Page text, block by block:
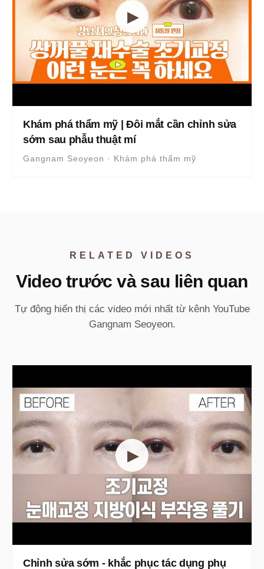
▶
Khám phá thẩm mỹ | Đôi mắt cần chỉnh sửa
sớm sau phẫu thuật mí
Gangnam Seoyeon · Khám phá thẩm mỹ
RELATED VIDEOS
Video trước và sau liên quan
Tự động hiển thị các video mới nhất từ kênh YouTube
Gangnam Seoyeon.
▶
Chỉnh sửa sớm - khắc phục tác dụng phụ